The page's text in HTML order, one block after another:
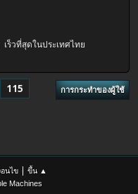
เร็วที่สุดในประเทศไทย
115 การกระทำของผู้ใช้
นไข | ขึ้น ▲
Machines